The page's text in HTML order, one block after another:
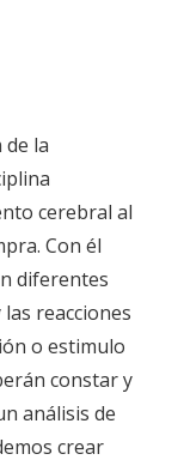
la
cerebral al
Con él
diferentes
reacciones
o estimulo
constar y
análisis de
crear